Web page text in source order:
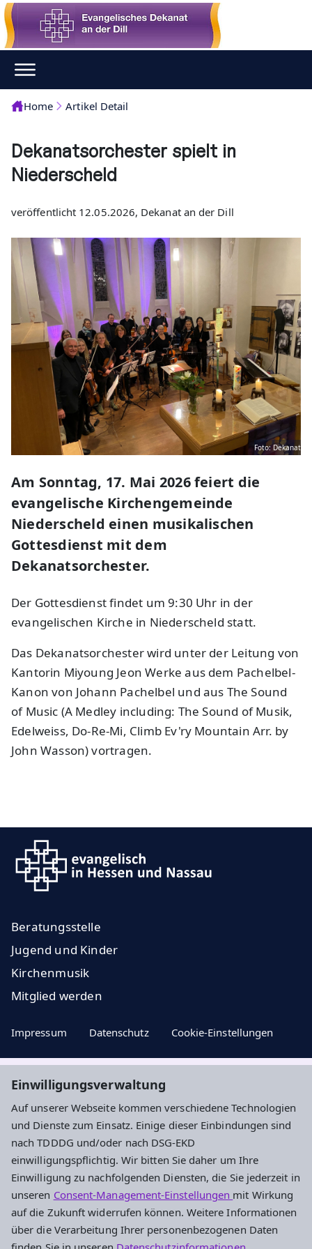
Einwilligungsverwaltung
Auf unserer Webseite kommen verschiedene Technologien
und Dienste zum Einsatz. Einige dieser Einbindungen sind
nach TDDDG und/oder nach DSG-EKD
einwilligungspflichtig. Wir bitten Sie daher um Ihre
Einwilligung zu nachfolgenden Diensten, die Sie jederzeit in
unseren Consent-Management-Einstellungen mit Wirkung
auf die Zukunft widerrufen können. Weitere Informationen
über die Verarbeitung Ihrer personenbezogenen Daten
Home Artikel Detail
Dekanatsorchester spielt in
Niederscheld
veröffentlicht 12.05.2026, Dekanat an der Dill
Foto: Dekanat
Am Sonntag, 17. Mai 2026 feiert die
evangelische Kirchengemeinde
Niederscheld einen musikalischen
Gottesdienst mit dem
Dekanatsorchester.
Der Gottesdienst findet um 9:30 Uhr in der
evangelischen Kirche in Niederscheld statt.
Das Dekanatsorchester wird unter der Leitung von
Kantorin Miyoung Jeon Werke aus dem Pachelbel-
Kanon von Johann Pachelbel und aus The Sound
of Music (A Medley including: The Sound of Musik,
Edelweiss, Do-Re-Mi, Climb Ev'ry Mountain Arr. by
John Wasson) vortragen.
Beratungsstelle
Jugend und Kinder
Kirchenmusik
Mitglied werden
Impressum Datenschutz Cookie-Einstellungen
Aktuelle Nachrichten, geistige Impulse ...
Newsletter entdecken
Evangelisches Dekanat an der Dill
Am Hintersand 15
35745 Herborn